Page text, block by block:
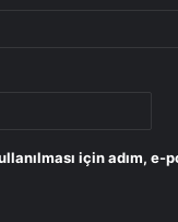
için adım,